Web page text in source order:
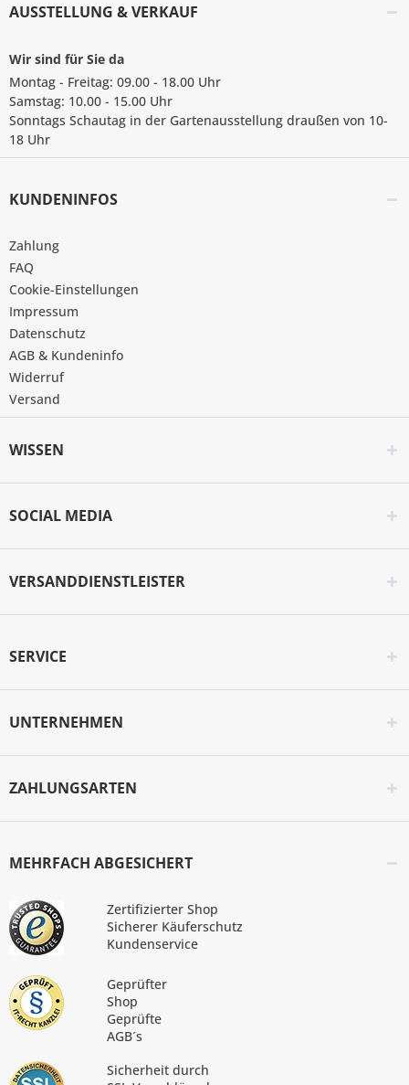
AUSSTELLUNG & VERKAUF
Wir sind für Sie da
Montag - Freitag: 09.00 - 18.00 Uhr
Samstag: 10.00 - 15.00 Uhr
Sonntags Schautag in der Gartenausstellung draußen von 10-
18 Uhr
KUNDENINFOS
Zahlung
FAQ
Cookie-Einstellungen
Impressum
Datenschutz
AGB & Kundeninfo
Widerruf
Versand
WISSEN
SOCIAL MEDIA
VERSANDDIENSTLEISTER
SERVICE
UNTERNEHMEN
ZAHLUNGSARTEN
MEHRFACH ABGESICHERT
Zertifizierter Shop
Sicherer Käuferschutz
Kundenservice
Geprüfter
Shop
Geprüfte
AGB´s
Sicherheit durch